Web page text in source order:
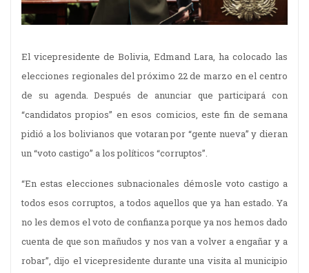
El vicepresidente de Bolivia, Edmand Lara, ha colocado las
elecciones regionales del próximo 22 de marzo en el centro
de su agenda. Después de anunciar que participará con
“candidatos propios” en esos comicios, este fin de semana
pidió a los bolivianos que votaran por “gente nueva” y dieran
un “voto castigo” a los políticos “corruptos”.
“En estas elecciones subnacionales démosle voto castigo a
todos esos corruptos, a todos aquellos que ya han estado. Ya
no les demos el voto de confianza porque ya nos hemos dado
cuenta de que son mañudos y nos van a volver a engañar y a
robar”, dijo el vicepresidente durante una visita al municipio